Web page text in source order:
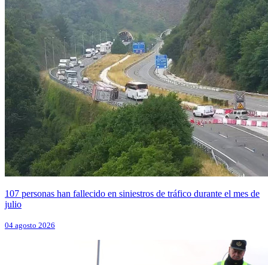
107 personas han fallecido en siniestros de tráfico durante el mes de
julio
04 agosto 2026